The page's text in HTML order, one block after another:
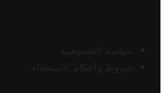
سياسة الخصوصية
شروط وأحكام الاستخدام